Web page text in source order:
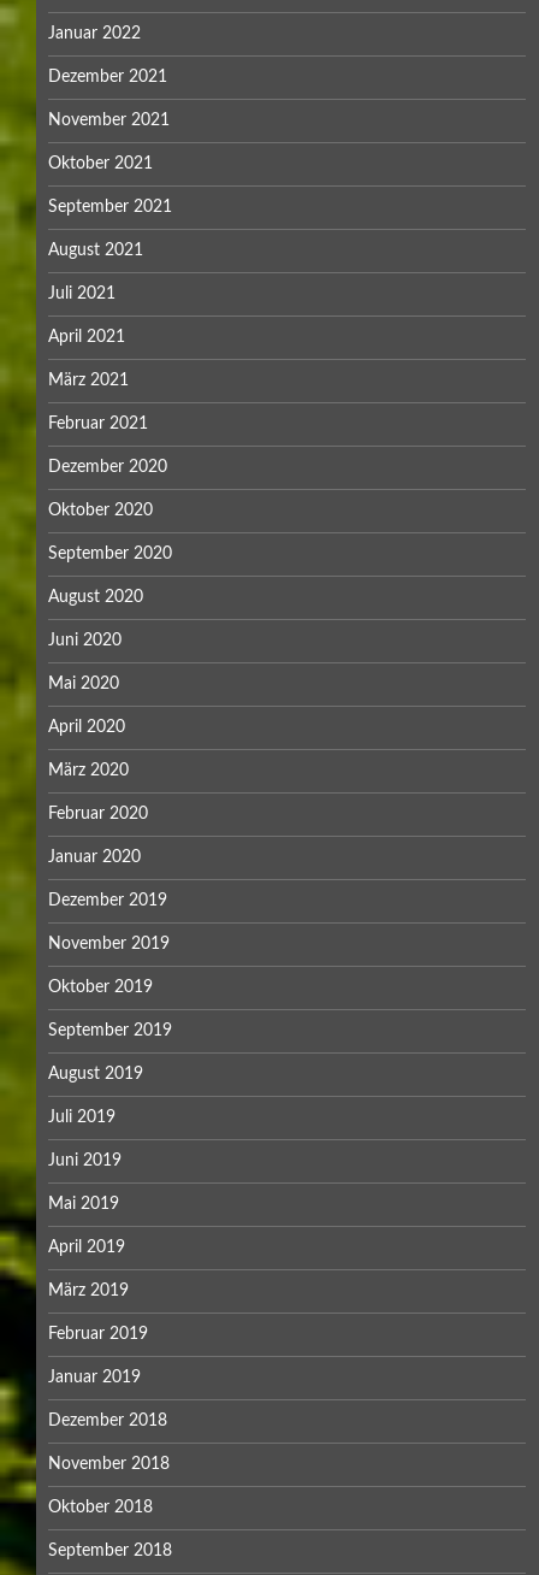
Januar 2022
Dezember 2021
November 2021
Oktober 2021
September 2021
August 2021
Juli 2021
April 2021
März 2021
Februar 2021
Dezember 2020
Oktober 2020
September 2020
August 2020
Juni 2020
Mai 2020
April 2020
März 2020
Februar 2020
Januar 2020
Dezember 2019
November 2019
Oktober 2019
September 2019
August 2019
Juli 2019
Juni 2019
Mai 2019
April 2019
März 2019
Februar 2019
Januar 2019
Dezember 2018
November 2018
Oktober 2018
September 2018